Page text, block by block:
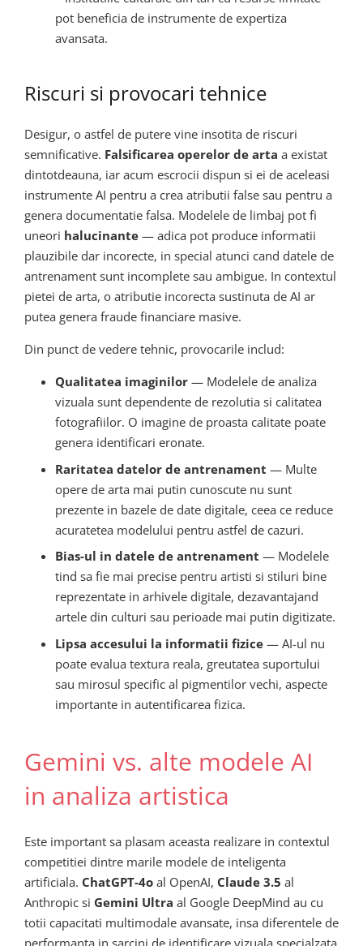
pot beneficia de instrumente de expertiza
avansata.
Riscuri si provocari tehnice
Desigur, o astfel de putere vine insotita de riscuri
semnificative. Falsificarea operelor de arta a existat
dintotdeauna, iar acum escrocii dispun si ei de aceleasi
instrumente AI pentru a crea atributii false sau pentru a
genera documentatie falsa. Modelele de limbaj pot fi
uneori halucinante — adica pot produce informatii
plauzibile dar incorecte, in special atunci cand datele de
antrenament sunt incomplete sau ambigue. In contextul
pietei de arta, o atributie incorecta sustinuta de AI ar
putea genera fraude financiare masive.
Din punct de vedere tehnic, provocarile includ:
Qualitatea imaginilor — Modelele de analiza
vizuala sunt dependente de rezolutia si calitatea
fotografiilor. O imagine de proasta calitate poate
genera identificari eronate.
Raritatea datelor de antrenament — Multe
opere de arta mai putin cunoscute nu sunt
prezente in bazele de date digitale, ceea ce reduce
acuratetea modelului pentru astfel de cazuri.
Bias-ul in datele de antrenament — Modelele
tind sa fie mai precise pentru artisti si stiluri bine
reprezentate in arhivele digitale, dezavantajand
artele din culturi sau perioade mai putin digitizate.
Lipsa accesului la informatii fizice — AI-ul nu
poate evalua textura reala, greutatea suportului
sau mirosul specific al pigmentilor vechi, aspecte
importante in autentificarea fizica.
Gemini vs. alte modele AI
in analiza artistica
Este important sa plasam aceasta realizare in contextul
competitiei dintre marile modele de inteligenta
artificiala. ChatGPT-4o al OpenAI, Claude 3.5 al
Anthropic si Gemini Ultra al Google DeepMind au cu
totii capacitati multimodale avansate, insa diferentele de
performanta in sarcini de identificare vizuala specialzata